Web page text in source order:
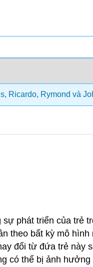
Ricardo, Rymond và
phát triển của trẻ
theo bất kỳ mô
đổi từ đứa trẻ này
có thể bị ảnh